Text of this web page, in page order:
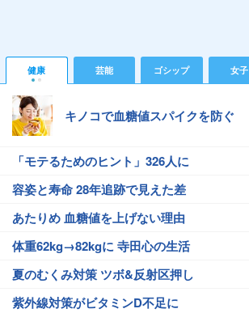
健康 芸能 ゴシップ 女子
キノコで血糖値スパイクを防ぐ
「モテるためのヒント」326人に
容姿と寿命 28年追跡で見えた差
あたりめ 血糖値を上げない理由
体重62kg→82kgに 寺田心の生活
夏のむくみ対策 ツボ&反射区押し
紫外線対策がビタミンD不足に